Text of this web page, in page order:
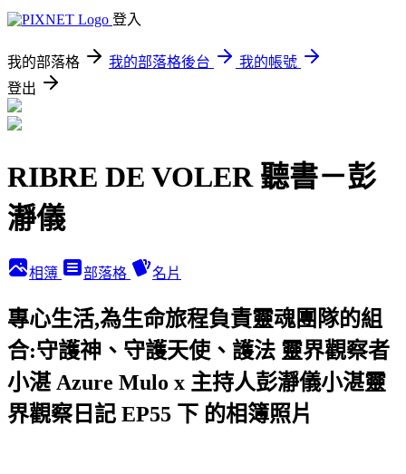
登入
我的部落格 我的部落格後台
我的帳號
登出
RIBRE DE VOLER 聽書－彭
瀞儀
相簿 部落格 名片
專心生活,為生命旅程負責靈魂團隊的組
合:守護神、守護天使、護法 靈界觀察者
小湛 Azure Mulo x 主持人彭瀞儀小湛靈
界觀察日記 EP55 下 的相簿照片